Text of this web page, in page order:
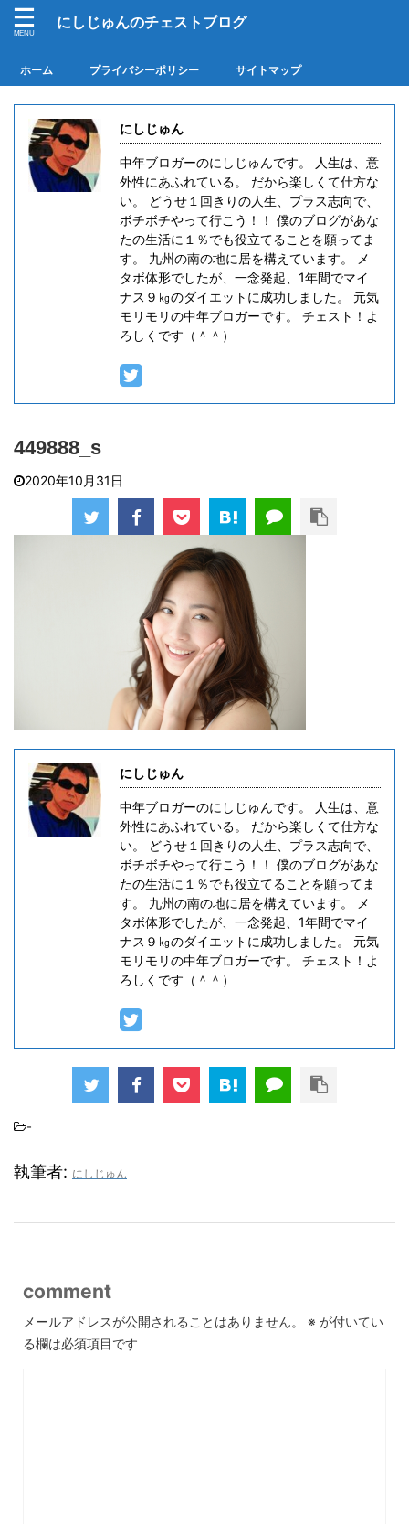
にしじゅんのチェストブログ
ホーム プライバシーポリシー サイトマップ
にしじゅん
中年ブロガーのにしじゅんです。 人生は、意
外性にあふれている。 だから楽しくて仕方な
い。 どうせ１回きりの人生、プラス志向で、
ボチボチやって行こう！！ 僕のブログがあな
たの生活に１％でも役立てることを願ってま
す。 九州の南の地に居を構えています。 メ
タボ体形でしたが、一念発起、1年間でマイ
ナス９㎏のダイエットに成功しました。 元気
モリモリの中年ブロガーです。 チェスト！よ
ろしくです（＾＾）
449888_s
2020年10月31日
にしじゅん
中年ブロガーのにしじゅんです。 人生は、意
外性にあふれている。 だから楽しくて仕方な
い。 どうせ１回きりの人生、プラス志向で、
ボチボチやって行こう！！ 僕のブログがあな
たの生活に１％でも役立てることを願ってま
す。 九州の南の地に居を構えています。 メ
タボ体形でしたが、一念発起、1年間でマイ
ナス９㎏のダイエットに成功しました。 元気
モリモリの中年ブロガーです。 チェスト！よ
ろしくです（＾＾）
-
執筆者: にしじゅん
comment
メールアドレスが公開されることはありません。 ※ が付いてい
る欄は必須項目です